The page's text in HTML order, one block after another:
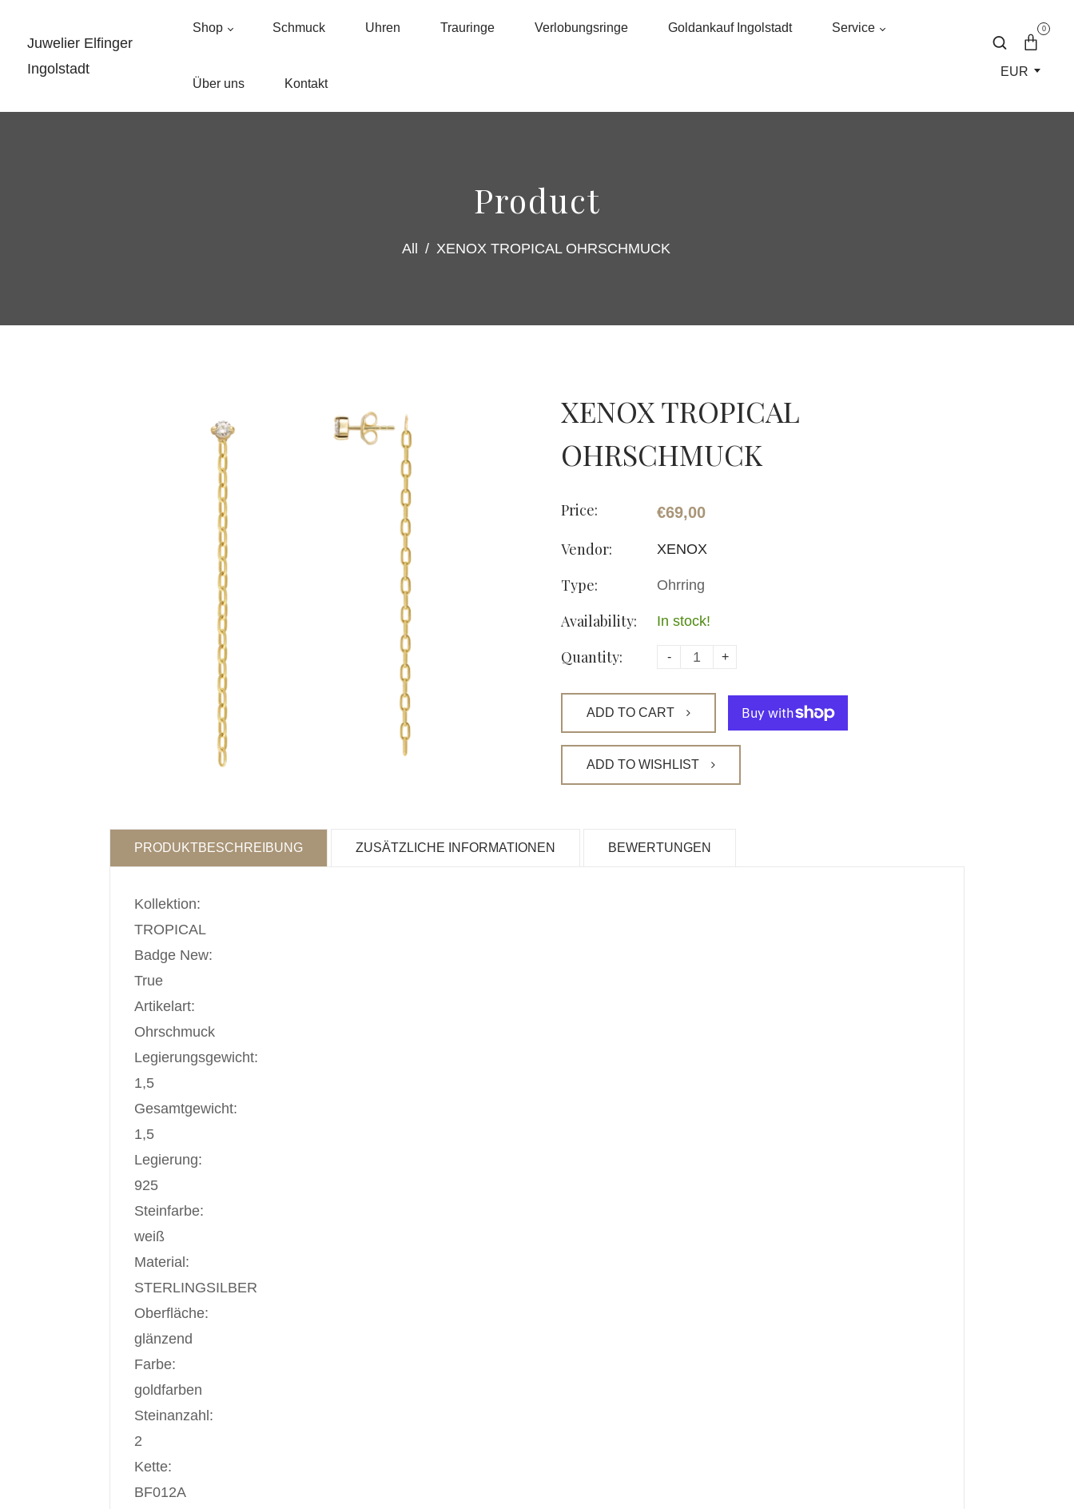
Juwelier Elfinger
Ingolstadt
Shop Schmuck Uhren Trauringe Verlobungsringe Goldankauf Ingolstadt Service
Über uns Kontakt
0
EUR
Product
All / XENOX TROPICAL OHRSCHMUCK
XENOX TROPICAL
OHRSCHMUCK
Price: €69,00
Vendor: XENOX
Type: Ohrring
Availability: In stock!
Quantity: - +
ADD TO CART
ADD TO WISHLIST
PRODUKTBESCHREIBUNG ZUSÄTZLICHE INFORMATIONEN BEWERTUNGEN
Kollektion:
TROPICAL
Badge New:
True
Artikelart:
Ohrschmuck
Legierungsgewicht:
1,5
Gesamtgewicht:
1,5
Legierung:
925
Steinfarbe:
weiß
Material:
STERLINGSILBER
Oberfläche:
glänzend
Farbe:
goldfarben
Steinanzahl:
2
Kette:
BF012A